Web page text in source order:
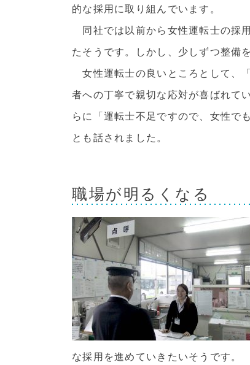
的な採用に取り組んでいます。
同社では以前から女性運転士の採
たそうです。しかし、少しずつ整備
女性運転士の良いところとして、
者への丁寧で親切な応対が喜ばれて
らに「運転士不足ですので、女性で
とも話されました。
職場が明るくなる
な採用を進めていきたいそうです。